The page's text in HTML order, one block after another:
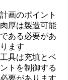
計画のポイント
肉厚は製造可能
である必要があ
ります
工具は充填とベ
ントを制御する